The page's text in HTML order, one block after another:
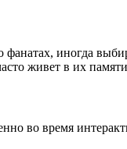
иногда
живет в их
во время